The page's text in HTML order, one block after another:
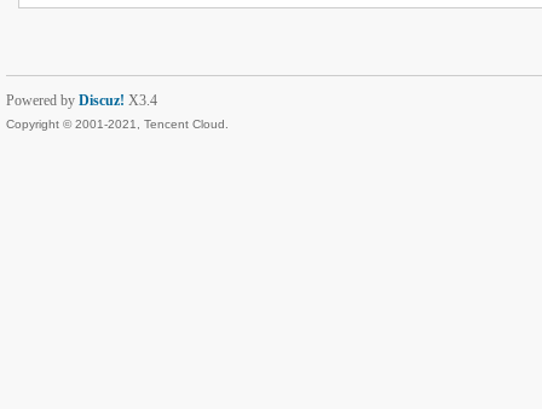
Powered by Discuz! X3.4
Copyright © 2001-2021, Tencent Cloud.